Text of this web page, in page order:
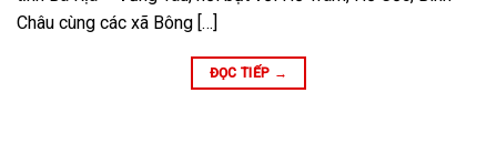
Châu cùng các xã Bông […]
ĐỌC TIẾP →